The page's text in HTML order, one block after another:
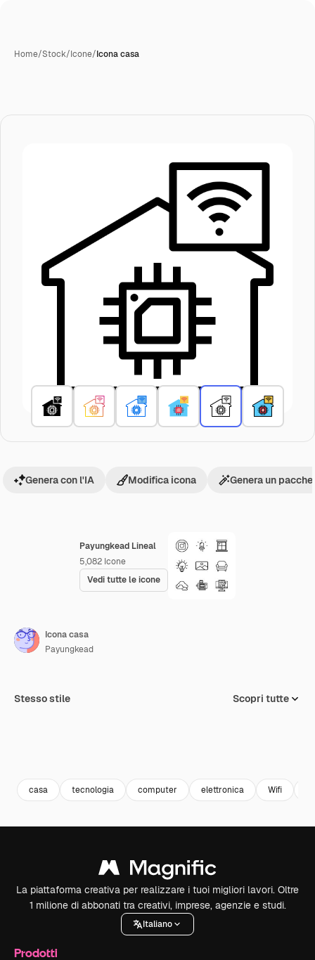
Home/Stock/Icone/Icona casa
Payungkead Lineal
5,082 Icone
Vedi tutte le icone
Genera con l'IA Modifica icona Genera un
Icona casa
Payungkead
Stesso stile Scopri tutte
casa tecnologia computer elettronica Wifi
La piattaforma creativa per realizzare i tuoi migliori lavori. Oltre
1 milione di abbonati tra creativi, imprese, agenzie e studi.
Italiano
Prodotti